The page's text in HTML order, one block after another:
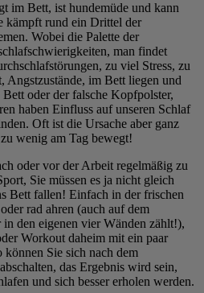
im Bett, ist hundemüde und kann
kämpft rund ein Drittel der
Wobei die Palette der
man findet
zu viel Stress, zu
im Bett liegen und
oder der falsche Kopfpolster,
haben Einfluss auf unseren Schlaf
Oft ist die Ursache aber ganz
wenig am Tag bewegt!
oder vor der Arbeit regelmäßig zu
Sie müssen es ja nicht gleich
Bett fallen! Einfach in der frischen
rad ahren (auch auf dem
den eigenen vier Wänden zählt!),
Workout daheim mit ein paar
können Sie sich nach dem
das Ergebnis wird sein,
und sich besser erholen werden.